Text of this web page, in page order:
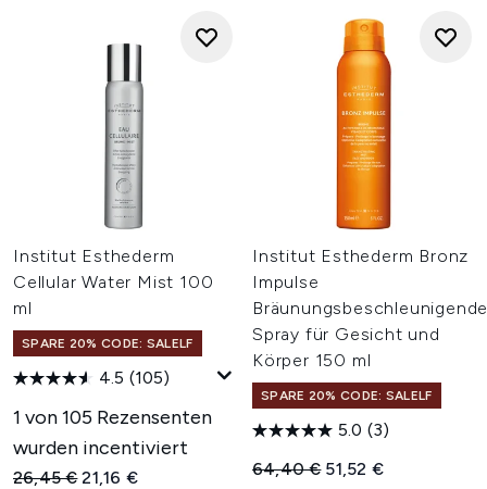
Institut Esthederm
Cellular Water Mist 100
ml
SPARE 20% CODE: SALELF
4.5 (105)
1 von 105 Rezensenten
wurden incentiviert
Unverbindliche Preisempfehlung:
26,45 €Aktueller Preis:
21,16 €
Institut Esthederm Bronz
Impulse
Spray für Gesicht und
Körper 150 ml
SPARE 20% CODE: SALELF
5.0 (3)
Unverbindliche
64,40 € Aktueller Preis:
51,52 €